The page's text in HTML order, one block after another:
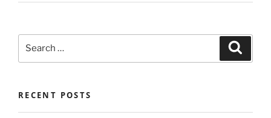
RECENT POSTS